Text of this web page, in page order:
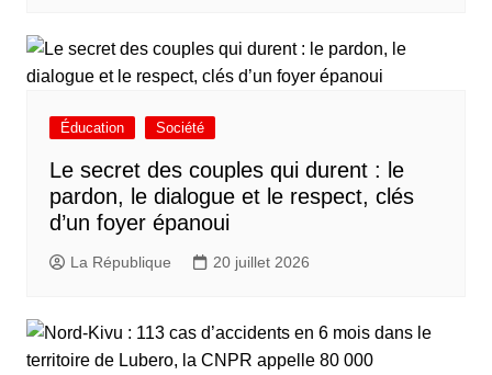
Éducation Société
Le secret des couples qui durent : le
pardon, le dialogue et le respect, clés
d’un foyer épanoui
La République 20 juillet 2026